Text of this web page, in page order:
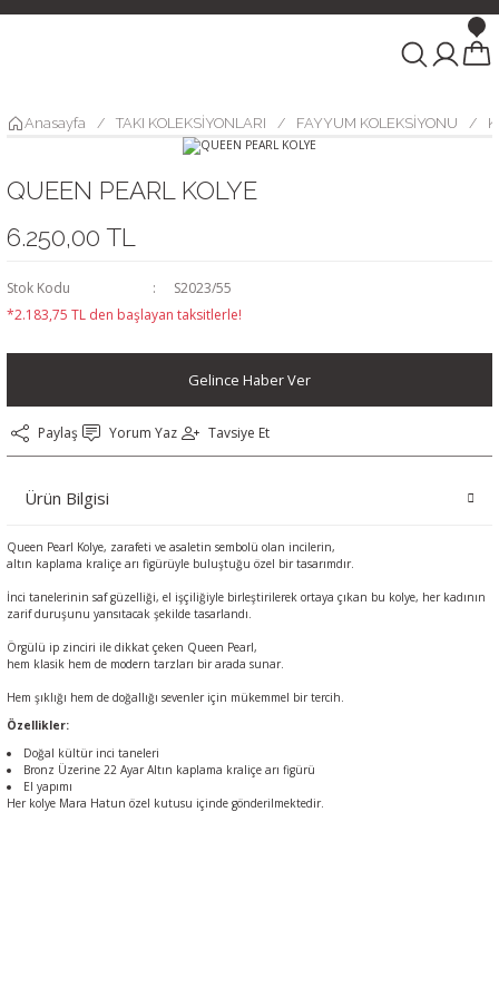
Anasayfa TAKI KOLEKSİYONLARI FAYYUM KOLEKSİYONU
QUEEN PEARL KOLYE
6.250,00 TL
Stok Kodu
S2023/55
*2.183,75 TL den başlayan taksitlerle!
Gelince Haber Ver
Yorum Yaz Tavsiye Et
Paylaş
Ürün Bilgisi
Queen Pearl Kolye, zarafeti ve asaletin sembolü olan incilerin,
altın kaplama kraliçe arı figürüyle buluştuğu özel bir tasarımdır.
İnci tanelerinin saf güzelliği, el işçiliğiyle birleştirilerek ortaya çıkan bu kolye, her kadının
zarif duruşunu yansıtacak şekilde tasarlandı.
Örgülü ip zinciri ile dikkat çeken Queen Pearl,
hem klasik hem de modern tarzları bir arada sunar.
Hem şıklığı hem de doğallığı sevenler için mükemmel bir tercih.
Özellikler:
Doğal kültür inci taneleri
Bronz Üzerine 22 Ayar Altın kaplama kraliçe arı figürü
El yapımı
Her kolye Mara Hatun özel kutusu içinde gönderilmektedir.